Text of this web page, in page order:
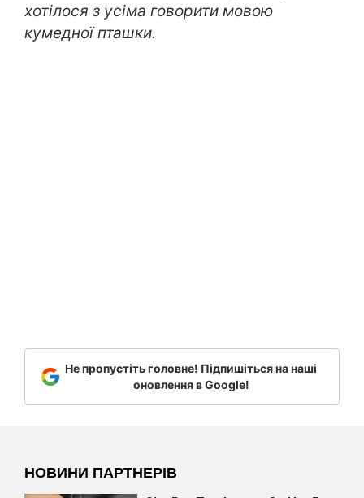
хотілося з усіма говорити мовою
кумедної пташки.
Не пропустіть головне! Підпишіться на наші
оновлення в Google!